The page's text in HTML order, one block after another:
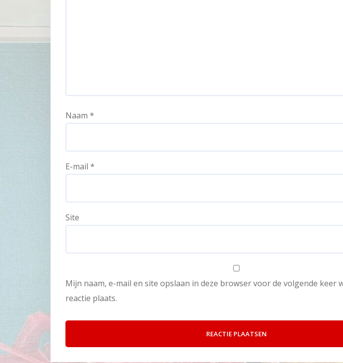
Naam *
E-mail *
Site
Mijn naam, e-mail en site opslaan in deze browser voor de volgende keer
reactie plaats.